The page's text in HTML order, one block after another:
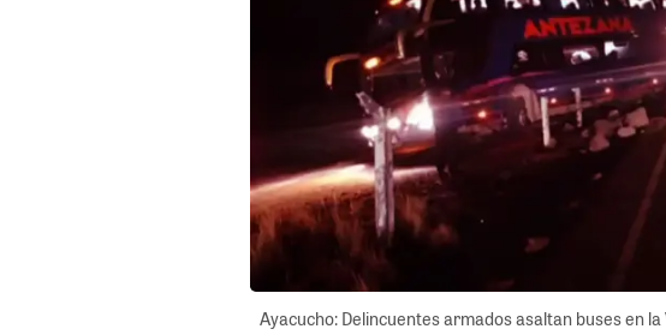
Ayacucho: Delincuentes armados asaltan buses en